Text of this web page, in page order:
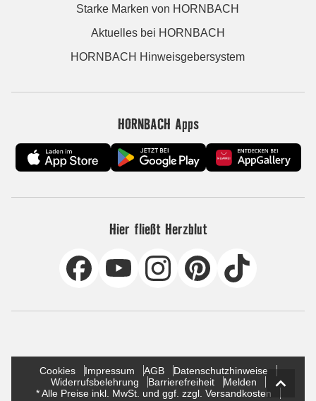
Starke Marken von HORNBACH
Aktuelles bei HORNBACH
HORNBACH Hinweisgebersystem
HORNBACH Apps
Hier fließt Herzblut
Cookies Impressum AGB
Datenschutzhinweise
Widerrufsbelehrung
Barrierefreiheit
Melden
* Alle Preise inkl. MwSt. und ggf. zzgl. Versandkosten